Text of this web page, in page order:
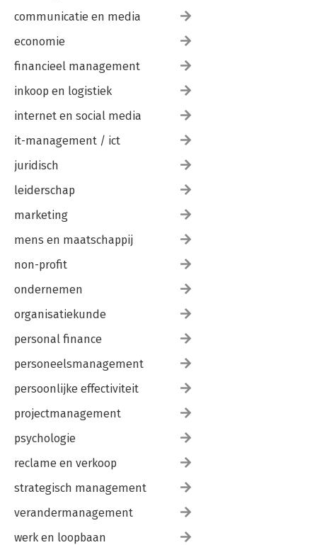
communicatie en media
economie
financieel management
inkoop en logistiek
internet en social media
it-management / ict
juridisch
leiderschap
marketing
mens en maatschappij
non-profit
ondernemen
organisatiekunde
personal finance
personeelsmanagement
persoonlijke effectiviteit
projectmanagement
psychologie
reclame en verkoop
strategisch management
verandermanagement
werk en loopbaan